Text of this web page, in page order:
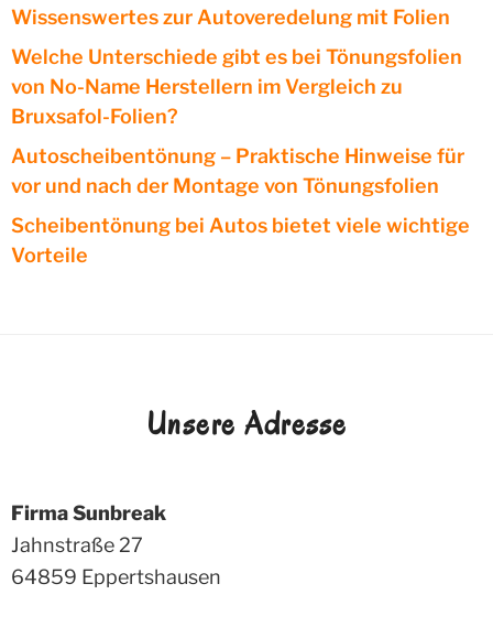
Wissenswertes zur Autoveredelung mit Folien
Welche Unterschiede gibt es bei Tönungsfolien
von No-Name Herstellern im Vergleich zu
Bruxsafol-Folien?
Autoscheibentönung – Praktische Hinweise für
vor und nach der Montage von Tönungsfolien
Scheibentönung bei Autos bietet viele wichtige
Vorteile
Unsere Adresse
Firma Sunbreak
Jahnstraße 27
64859 Eppertshausen